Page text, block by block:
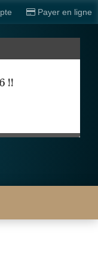
!!
Payer en ligne